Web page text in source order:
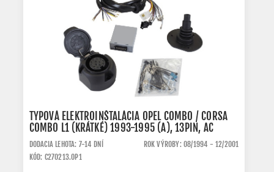
TYPOVÁ ELEKTROINŠTALÁCIA OPEL COMBO / CORSA
COMBO L1 (KRÁTKÉ) 1993-1995 (A), 13PIN, AC
DODACIA LEHOTA: 7-14 DNÍ
ROK VÝROBY: 08/1994 - 12/2001
KÓD: C270213.OP1